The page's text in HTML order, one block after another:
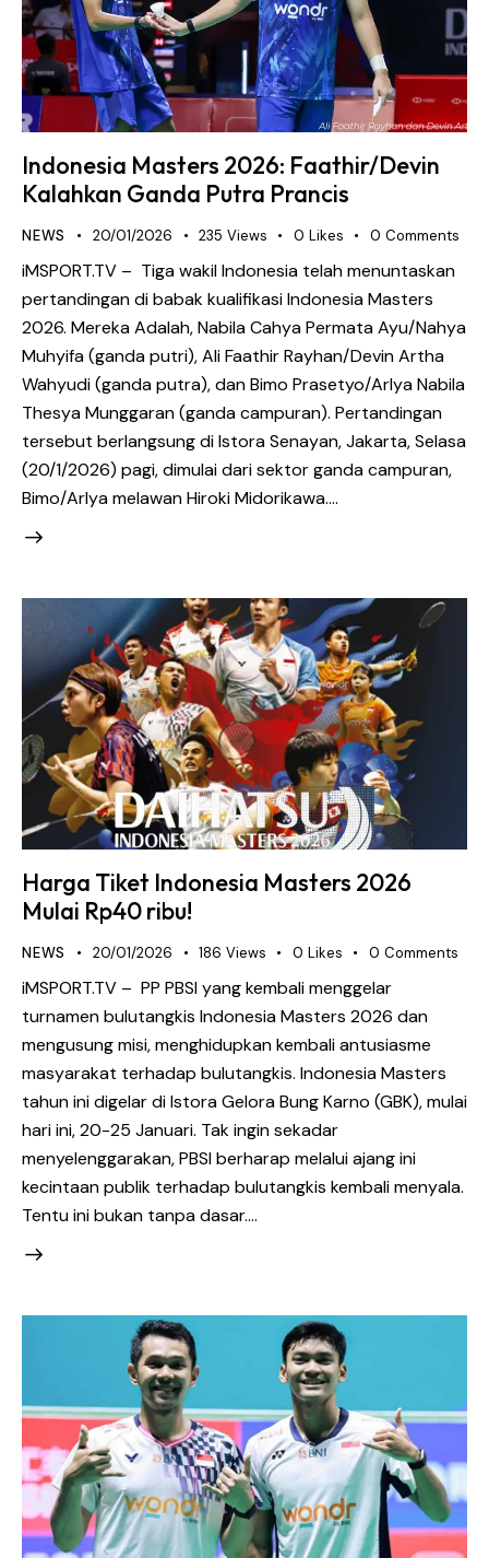
Indonesia Masters 2026: Faathir/Devin
Kalahkan Ganda Putra Prancis
NEWS 20/01/2026 235 Views 0 Likes 0 Comments
iMSPORT.TV – Tiga wakil Indonesia telah menuntaskan
pertandingan di babak kualifikasi Indonesia Masters
2026. Mereka Adalah, Nabila Cahya Permata Ayu/Nahya
Muhyifa (ganda putri), Ali Faathir Rayhan/Devin Artha
Wahyudi (ganda putra), dan Bimo Prasetyo/Arlya Nabila
Thesya Munggaran (ganda campuran). Pertandingan
tersebut berlangsung di Istora Senayan, Jakarta, Selasa
(20/1/2026) pagi, dimulai dari sektor ganda campuran,
Bimo/Arlya melawan Hiroki Midorikawa.…
Harga Tiket Indonesia Masters 2026
Mulai Rp40 ribu!
NEWS 20/01/2026 186 Views 0 Likes 0 Comments
iMSPORT.TV – PP PBSI yang kembali menggelar
turnamen bulutangkis Indonesia Masters 2026 dan
mengusung misi, menghidupkan kembali antusiasme
masyarakat terhadap bulutangkis. Indonesia Masters
tahun ini digelar di Istora Gelora Bung Karno (GBK), mulai
hari ini, 20-25 Januari. Tak ingin sekadar
menyelenggarakan, PBSI berharap melalui ajang ini
kecintaan publik terhadap bulutangkis kembali menyala.
Tentu ini bukan tanpa dasar.…